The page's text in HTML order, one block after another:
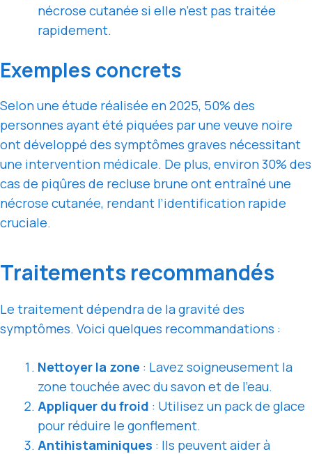
nécrose cutanée si elle n’est pas traitée
rapidement.
Exemples concrets
Selon une étude réalisée en 2025, 50% des
personnes ayant été piquées par une veuve noire
ont développé des symptômes graves nécessitant
une intervention médicale. De plus, environ 30% des
cas de piqûres de recluse brune ont entraîné une
nécrose cutanée, rendant l’identification rapide
cruciale.
Traitements recommandés
Le traitement dépendra de la gravité des
symptômes. Voici quelques recommandations :
Nettoyer la zone : Lavez soigneusement la
zone touchée avec du savon et de l’eau.
Appliquer du froid : Utilisez un pack de glace
pour réduire le gonflement.
Antihistaminiques : Ils peuvent aider à